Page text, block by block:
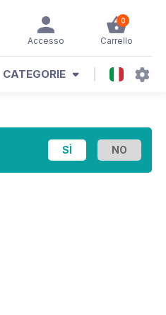
0
Carrello
Accesso
CATEGORIE